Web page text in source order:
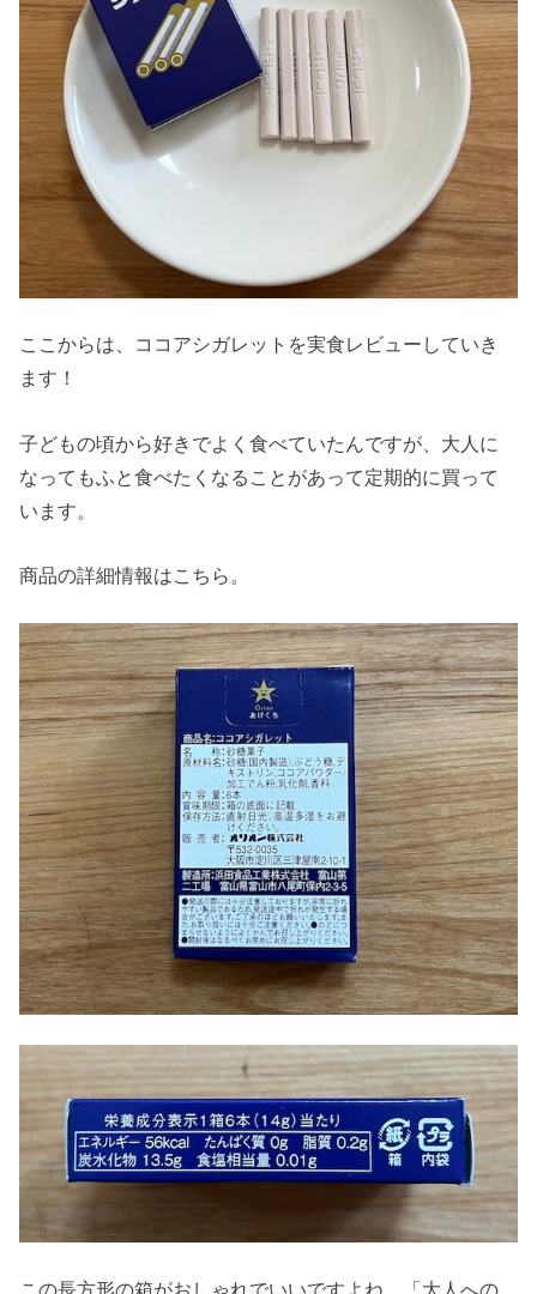
ここからは、ココアシガレットを実食レビューしていき
ます！
子どもの頃から好きでよく食べていたんですが、大人に
なってもふと食べたくなることがあって定期的に買って
います。
商品の詳細情報はこちら。
この長方形の箱がおしゃれでいいですよね。「大人への